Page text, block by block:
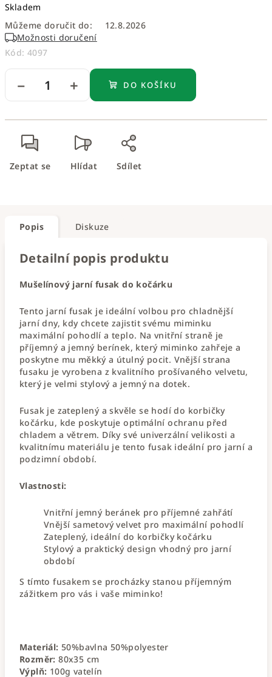
cena:
Skladem
Můžeme doručit do:
12.8.2026
Možnosti doručení
Kód: 4097
+
− DO KOŠÍKU
Zeptat se Hlídat Sdílet
Popis Diskuze
Detailní popis produktu
Mušelínový jarní fusak do kočárku
Tento jarní fusak je ideální volbou pro chladnější
jarní dny, kdy chcete zajistit svému miminku
maximální pohodlí a teplo. Na vnitřní straně je
příjemný a jemný berínek, který miminko zahřeje a
poskytne mu měkký a útulný pocit. Vnější strana
fusaku je vyrobena z kvalitního prošívaného velvetu,
který je velmi stylový a jemný na dotek.
Fusak je zateplený a skvěle se hodí do korbičky
kočárku, kde poskytuje optimální ochranu před
chladem a větrem. Díky své univerzální velikosti a
kvalitnímu materiálu je tento fusak ideální pro jarní a
podzimní období.
Vlastnosti:
Vnitřní jemný beránek pro příjemné zahřátí
Vnější sametový velvet pro maximální pohodlí
Zateplený, ideální do korbičky kočárku
Stylový a praktický design vhodný pro jarní
období
S tímto fusakem se procházky stanou příjemným
zážitkem pro vás i vaše miminko!
Materiál: 50%bavlna 50%polyester
Rozměr: 80x35 cm
Výplň: 100g vatelín